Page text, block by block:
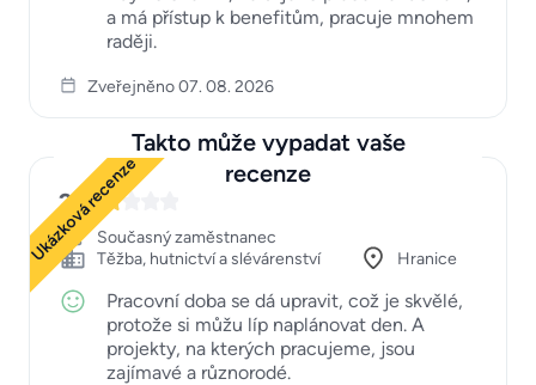
a má přístup k benefitům, pracuje mnohem
raději.
Zveřejněno 07. 08. 2026
Takto může vypadat vaše
recenze
Ukázková recenze
2
Současný zaměstnanec
Těžba, hutnictví a slévárenství
Hranice
Pracovní doba se dá upravit, což je skvělé,
protože si můžu líp naplánovat den. A
projekty, na kterých pracujeme, jsou
zajímavé a různorodé.